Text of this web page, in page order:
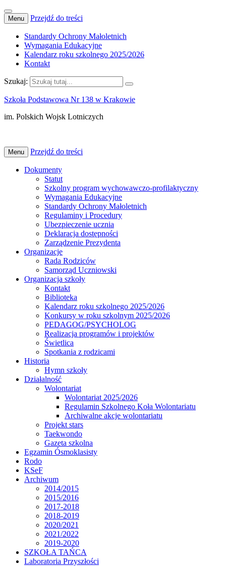
Menu Przejdź do treści
Standardy Ochrony Małoletnich
Wymagania Edukacyjne
Kalendarz roku szkolnego 2025/2026
Kontakt
Szukaj:
Szkoła Podstawowa Nr 138 w Krakowie
im. Polskich Wojsk Lotniczych
Menu Przejdź do treści
Dokumenty
Statut
Szkolny program wychowawczo-profilaktyczny
Wymagania Edukacyjne
Standardy Ochrony Małoletnich
Regulaminy i Procedury
Ubezpieczenie ucznia
Deklaracja dostępności
Zarządzenie Prezydenta
Organizacje
Rada Rodziców
Samorząd Uczniowski
Organizacja szkoły
Kontakt
Biblioteka
Kalendarz roku szkolnego 2025/2026
Konkursy w roku szkolnym 2025/2026
PEDAGOG/PSYCHOLOG
Realizacja programów i projektów
Świetlica
Spotkania z rodzicami
Historia
Hymn szkoły
Działalność
Wolontariat
Wolontariat 2025/2026
Regulamin Szkolnego Koła Wolontariatu
Archiwalne akcje wolontariatu
Projekt stars
Taekwondo
Gazeta szkolna
Egzamin Ósmoklasisty
Rodo
KSeF
Archiwum
2014/2015
2015/2016
2017-2018
2018-2019
2020/2021
2021/2022
2019-2020
SZKOŁA TAŃCA
Laboratoria Przyszłości